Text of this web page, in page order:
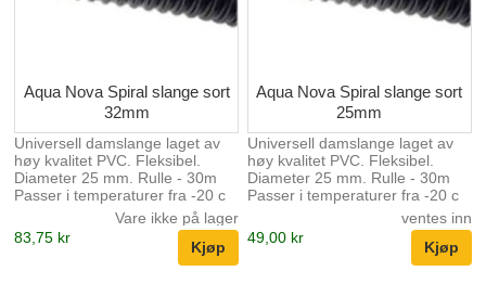
Aqua Nova Spiral slange sort
32mm
Universell damslange laget av
høy kvalitet PVC. Fleksibel.
Diameter 25 mm. Rulle - 30m
Passer i temperaturer fra -20 c
til + 50 C. Veldig sterk og
holdbar damslange, som vi
anbefaler å bruke med alle Aqua
Vare ikke på lager
83,75 kr
Aqua Nova Spiral slange sort
25mm
Universell damslange laget av
høy kvalitet PVC. Fleksibel.
Diameter 25 mm. Rulle - 30m
Passer i temperaturer fra -20 c
til + 50 C. Veldig sterk og
holdbar damslange, som vi
anbefaler å bruke med alle Aqua
ventes inn
49,00 kr